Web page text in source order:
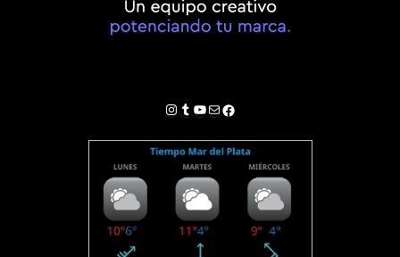
Instagram
Tumblr
YouTube
Correo electrónico
Facebook